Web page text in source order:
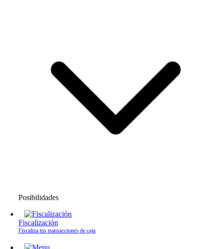
Posibilidades
Fiscalización
Fiscaliza tus transacciones de caja